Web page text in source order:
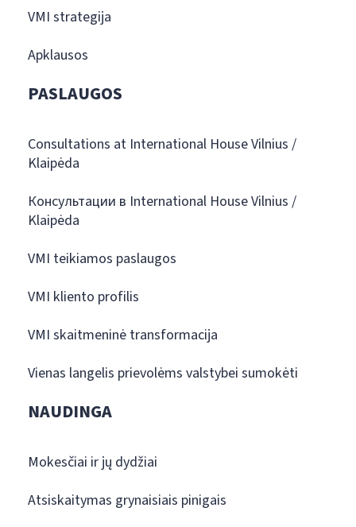
VMI strategija
Apklausos
PASLAUGOS
Consultations at International House Vilnius /
Klaipėda
Консультации в International House Vilnius /
Klaipėda
VMI teikiamos paslaugos
VMI kliento profilis
VMI skaitmeninė transformacija
Vienas langelis prievolėms valstybei sumokėti
NAUDINGA
Mokesčiai ir jų dydžiai
Atsiskaitymas grynaisiais pinigais